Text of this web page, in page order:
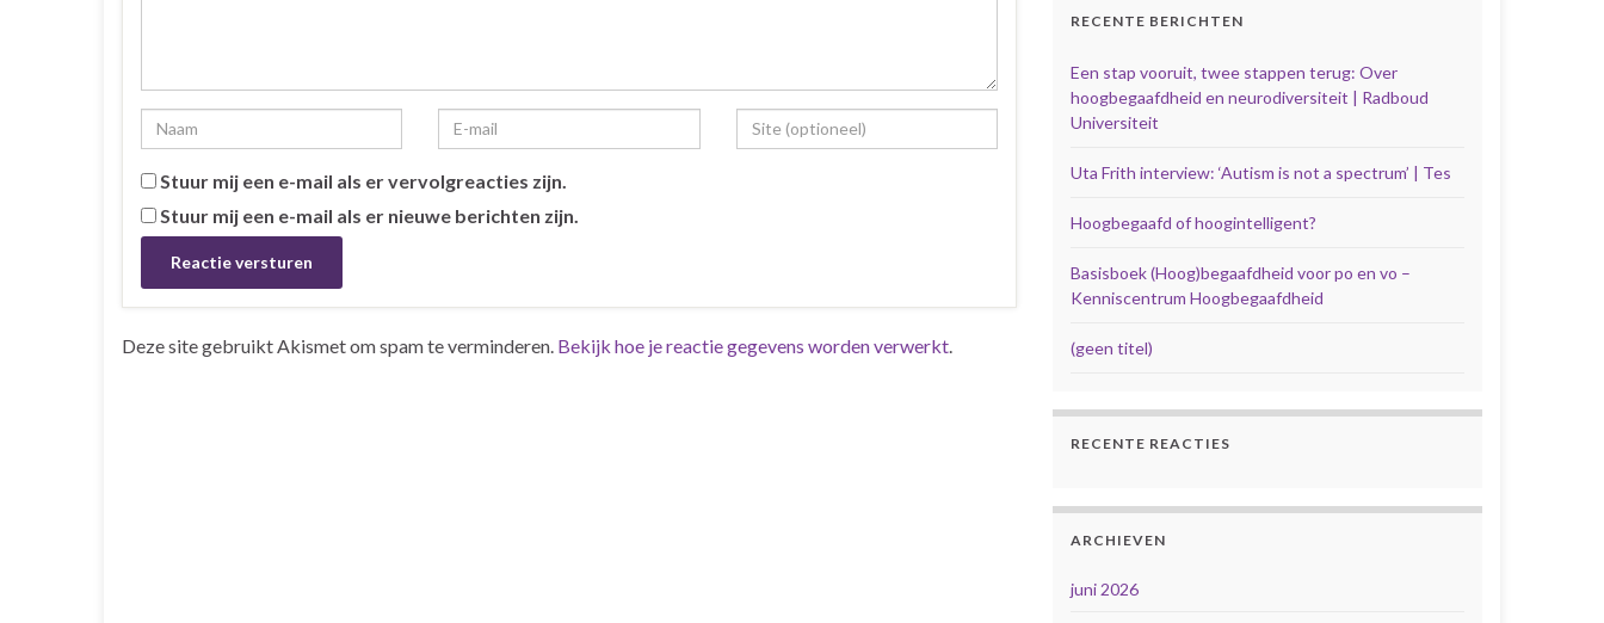
Stuur mij een e-mail als er vervolgreacties zijn.
Stuur mij een e-mail als er nieuwe berichten zijn.
Deze site gebruikt Akismet om spam te verminderen. Bekijk hoe je reactie gegevens worden verwerkt.
RECENTE BERICHTEN
Een stap vooruit, twee stappen terug: Over
hoogbegaafdheid en neurodiversiteit | Radboud
Universiteit
Uta Frith interview: ‘Autism is not a spectrum’ | Tes
Hoogbegaafd of hoogintelligent?
Basisboek (Hoog)begaafdheid voor po en vo –
Kenniscentrum Hoogbegaafdheid
(geen titel)
RECENTE REACTIES
ARCHIEVEN
juni 2026